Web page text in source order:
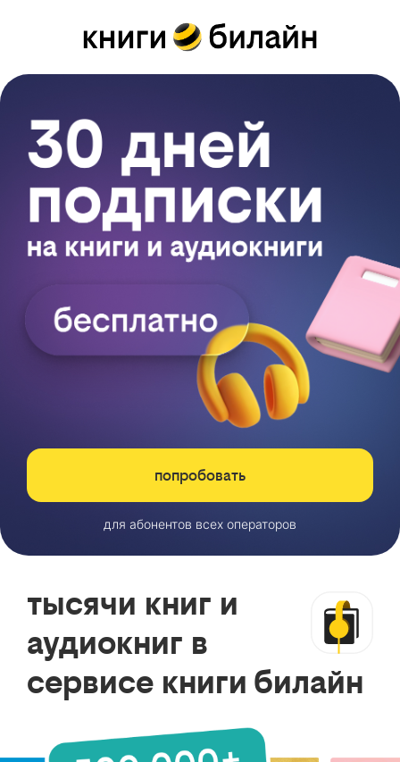
попробовать
для абонентов всех операторов
тысячи книг и
аудиокниг в
сервисе книги билайн